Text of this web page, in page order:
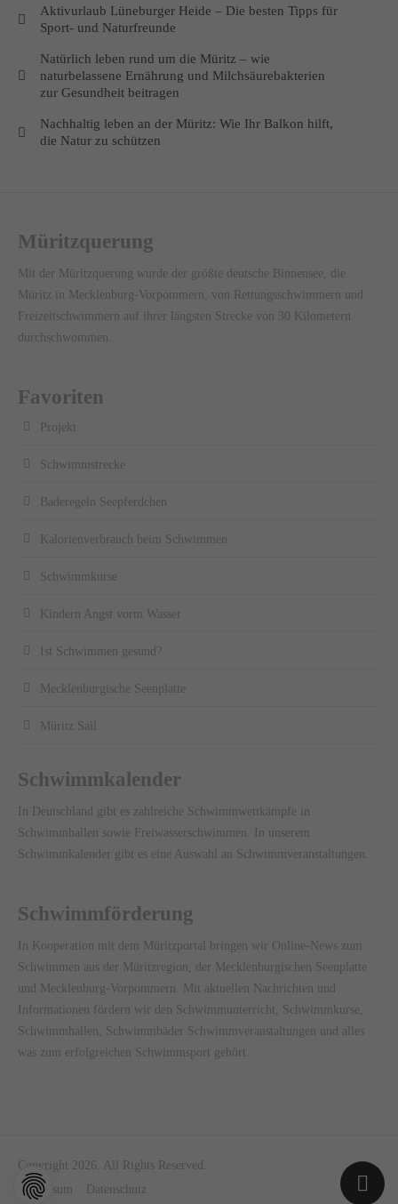
Aktivurlaub Lüneburger Heide – Die besten Tipps für
Sport- und Naturfreunde
Natürlich leben rund um die Müritz – wie
naturbelassene Ernährung und Milchsäurebakterien
zur Gesundheit beitragen
Nachhaltig leben an der Müritz: Wie Ihr Balkon hilft,
die Natur zu schützen
Müritzquerung
Mit der Müritzquerung wurde der größte deutsche Binnensee, die
Müritz in Mecklenburg-Vorpommern, von Rettungsschwimmern und
Freizeitschwimmern auf ihrer längsten Strecke von 30 Kilometern
durchschwommen.
Favoriten
Projekt
Schwimmstrecke
Baderegeln Seepferdchen
Kalorienverbrauch beim Schwimmen
Schwimmkurse
Kindern Angst vorm Wasser
Ist Schwimmen gesund?
Mecklenburgische Seenplatte
Müritz Sail
Schwimmkalender
In Deutschland gibt es zahlreiche Schwimmwettkämpfe in
Schwimmhallen sowie Freiwasserschwimmen. In unserem
Schwimmkalender gibt es eine Auswahl an Schwimmveranstaltungen.
Schwimmförderung
In Kooperation mit dem Müritzportal
bringen wir Online-News zum
Schwimmen aus der Müritzregion, der Mecklenburgischen Seenplatte
und Mecklenburg-Vorpommern. Mit aktuellen Nachrichten und
Informationen fördern wir den Schwimmunterricht, Schwimmkurse,
Schwimmhallen, Schwimmbäder Schwimmveranstaltungen und alles
was zum erfolgreichen Schwimmsport gehört.
Copyright 2026. All Rights Reserved.
Impressum
Datenschutz